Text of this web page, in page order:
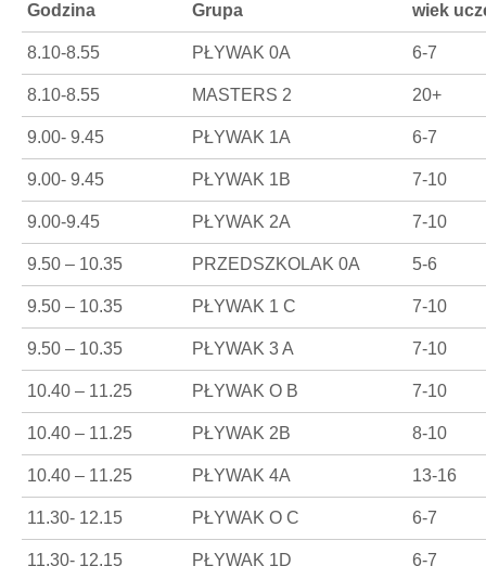
Godzina Grupa wiek
8.10-8.55 PŁYWAK 0A 6-7
8.10-8.55 MASTERS 2 20+
9.00- 9.45 PŁYWAK 1A 6-7
9.00- 9.45 PŁYWAK 1B 7-10
9.00-9.45 PŁYWAK 2A 7-10
9.50 – 10.35 PRZEDSZKOLAK 0A 5-6
9.50 – 10.35 PŁYWAK 1 C 7-10
9.50 – 10.35 PŁYWAK 3 A 7-10
10.40 – 11.25 PŁYWAK O B 7-10
10.40 – 11.25 PŁYWAK 2B 8-10
10.40 – 11.25 PŁYWAK 4A 13-16
11.30- 12.15 PŁYWAK O C 6-7
11.30- 12.15 PŁYWAK 1D 6-7